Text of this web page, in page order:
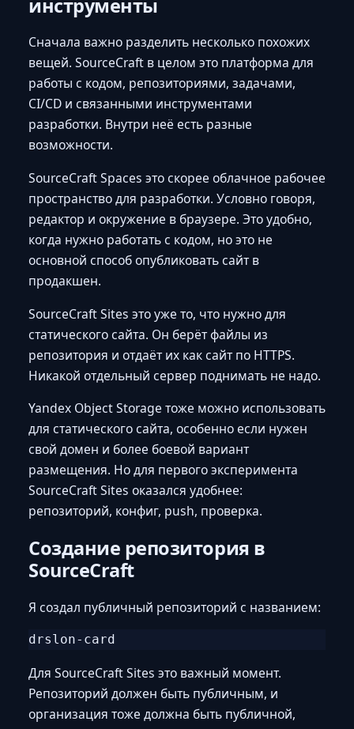
инструменты
Сначала важно разделить несколько похожих
вещей. SourceCraft в целом это платформа для
работы с кодом, репозиториями, задачами,
CI/CD и связанными инструментами
разработки. Внутри неё есть разные
возможности.
SourceCraft Spaces это скорее облачное рабочее
пространство для разработки. Условно говоря,
редактор и окружение в браузере. Это удобно,
когда нужно работать с кодом, но это не
основной способ опубликовать сайт в
продакшен.
SourceCraft Sites это уже то, что нужно для
статического сайта. Он берёт файлы из
репозитория и отдаёт их как сайт по HTTPS.
Никакой отдельный сервер поднимать не надо.
Yandex Object Storage тоже можно использовать
для статического сайта, особенно если нужен
свой домен и более боевой вариант
размещения. Но для первого эксперимента
SourceCraft Sites оказался удобнее:
репозиторий, конфиг, push, проверка.
Создание репозитория в
SourceCraft
Я создал публичный репозиторий с названием:
Для SourceCraft Sites это важный момент.
Репозиторий должен быть публичным, и
организация тоже должна быть публичной,